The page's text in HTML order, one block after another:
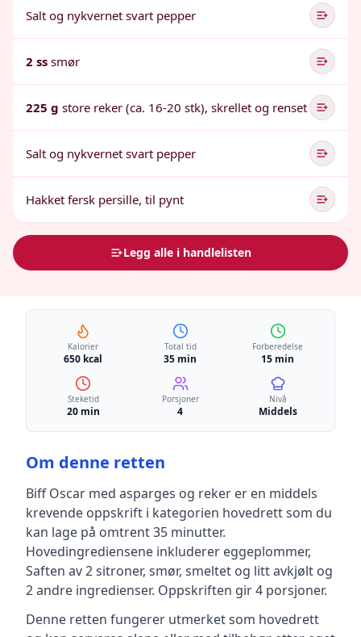
Salt og nykvernet svart pepper
2 ss smør
225 g store reker (ca. 16-20 stk), skrellet og renset
Salt og nykvernet svart pepper
Hakket fersk persille, til pynt
Legg alle i handlelisten
Kalorier
650 kcal
Total tid
35 min
Forberedelse
15 min
Steketid
20 min
Porsjoner
4
Nivå
Middels
Om denne retten
Biff Oscar med asparges og reker er en middels
krevende oppskrift i kategorien hovedrettsom du
kan lage på omtrent 35 minutter.
Hovedingrediensene inkluderer eggeplommer,
Saften av 2 sitroner, smør, smeltet og litt avkjølt og
2 andre ingredienser. Oppskriften gir4 porsjoner.
Denne retten fungerer utmerket som hovedrett